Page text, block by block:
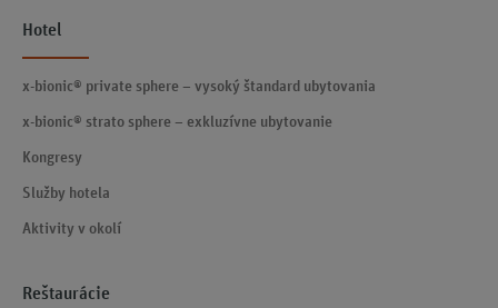
Hotel
x-bionic® private sphere – vysoký štandard ubytovania
x-bionic® strato sphere – exkluzívne ubytovanie
Kongresy
Služby hotela
Aktivity v okolí
Reštaurácie